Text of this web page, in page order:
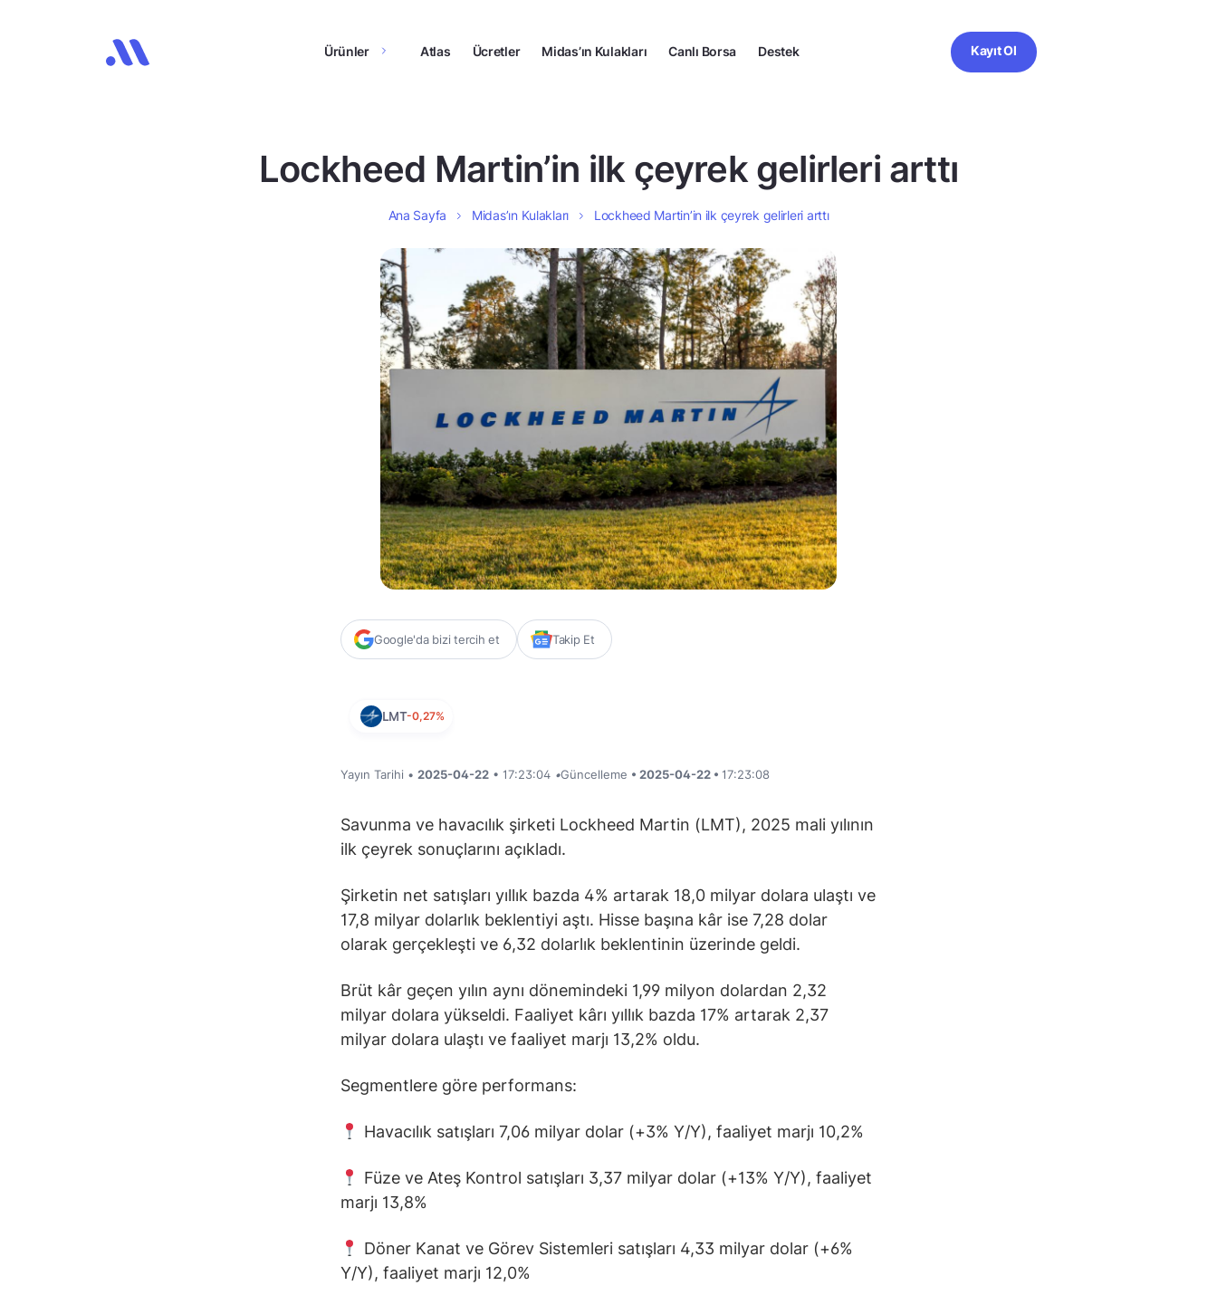
Ürünler Atlas Ücretler Midas’ın Kulakları Canlı Borsa Destek Kayıt Ol
Lockheed Martin’in ilk çeyrek gelirleri arttı
Ana Sayfa Midas’ın Kulakları Lockheed Martin’in ilk çeyrek gelirleri arttı
Google'da bizi tercih et Takip Et
LMT-0,27%
Yayın Tarihi • 2025-04-22 • 17:23:04 •Güncelleme • 2025-04-22 • 17:23:08
Savunma ve havacılık şirketi Lockheed Martin (LMT), 2025 mali yılının
ilk çeyrek sonuçlarını açıkladı.
Şirketin net satışları yıllık bazda 4% artarak 18,0 milyar dolara ulaştı ve
17,8 milyar dolarlık beklentiyi aştı. Hisse başına kâr ise 7,28 dolar
olarak gerçekleşti ve 6,32 dolarlık beklentinin üzerinde geldi.
Brüt kâr geçen yılın aynı dönemindeki 1,99 milyon dolardan 2,32
milyar dolara yükseldi. Faaliyet kârı yıllık bazda 17% artarak 2,37
milyar dolara ulaştı ve faaliyet marjı 13,2% oldu.
Segmentlere göre performans:
Havacılık satışları 7,06 milyar dolar (+3% Y/Y), faaliyet marjı 10,2%
Füze ve Ateş Kontrol satışları 3,37 milyar dolar (+13% Y/Y), faaliyet
marjı 13,8%
Döner Kanat ve Görev Sistemleri satışları 4,33 milyar dolar (+6%
Y/Y), faaliyet marjı 12,0%